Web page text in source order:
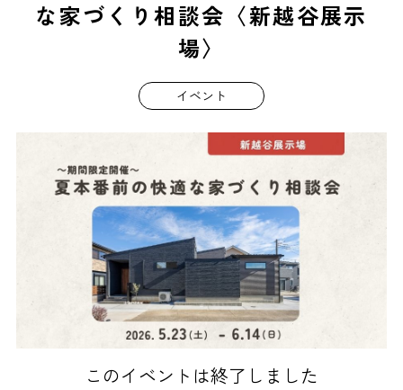
な家づくり相談会〈新越谷展示
場〉
イベント
このイベントは終了しました